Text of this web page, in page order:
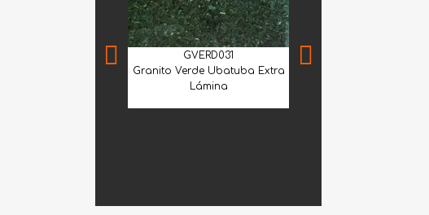
GVERD031
Granito Verde Ubatuba Extra
Lámina